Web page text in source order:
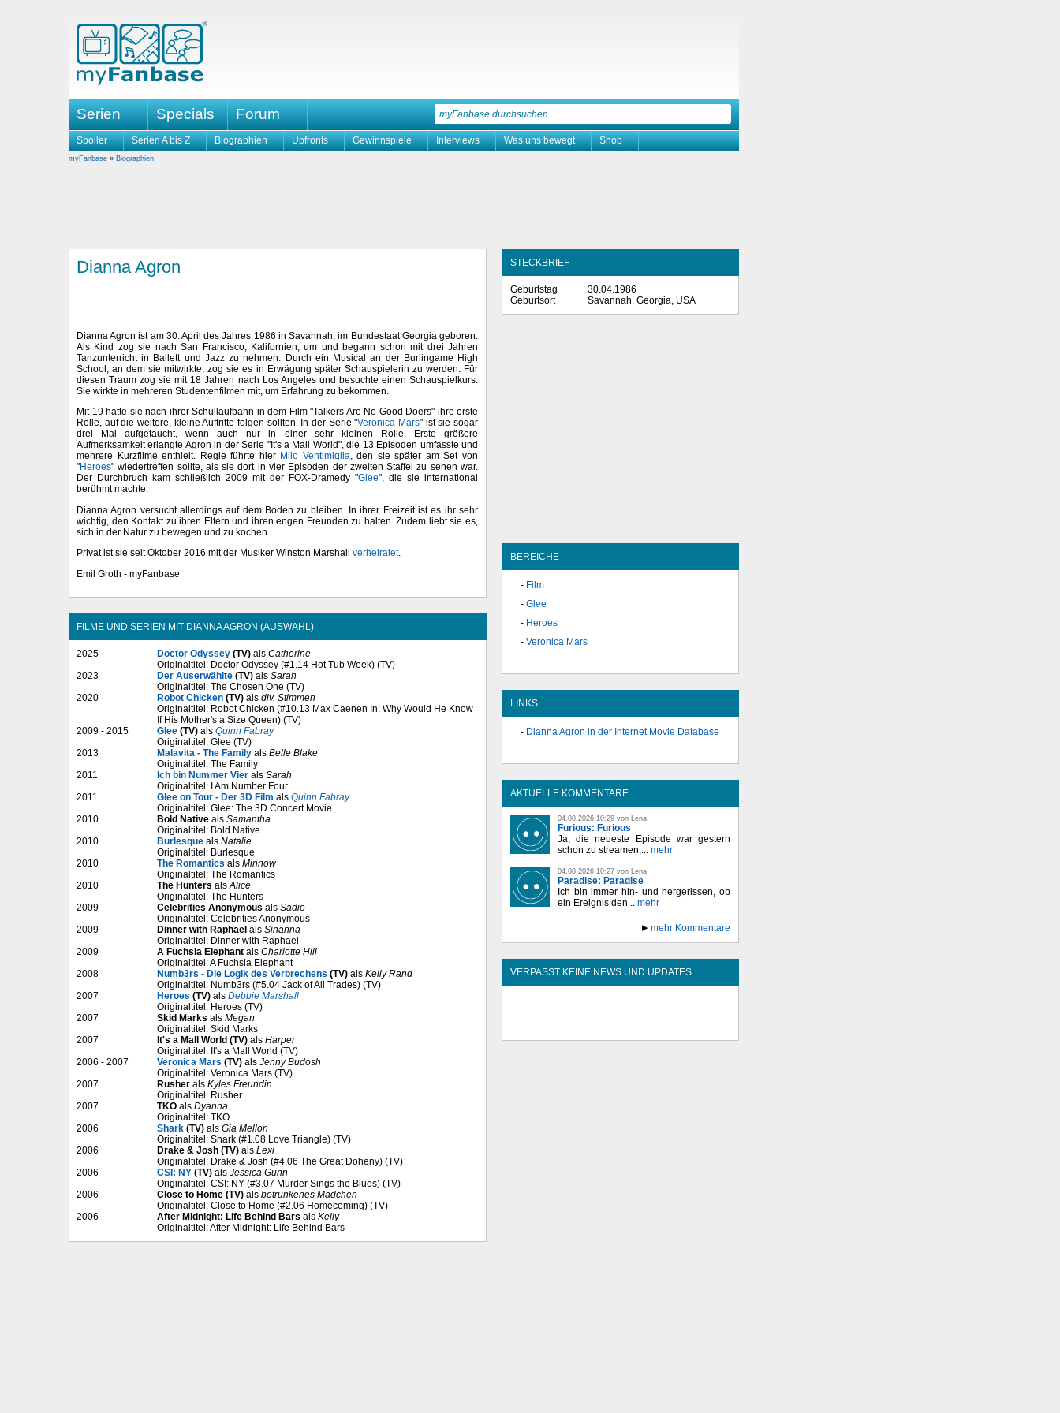
Serien Specials Forum
Spoiler Serien A bis Z Biographien Upfronts Gewinnspiele Interviews Was uns bewegt Shop
myFanbase » Biographien
Dianna Agron
Dianna Agron ist am 30. April des Jahres 1986 in Savannah, im Bundestaat Georgia geboren.
Als Kind zog sie nach San Francisco, Kalifornien, um und begann schon mit drei Jahren
Tanzunterricht in Ballett und Jazz zu nehmen. Durch ein Musical an der Burlingame High
School, an dem sie mitwirkte, zog sie es in Erwägung später Schauspielerin zu werden. Für
diesen Traum zog sie mit 18 Jahren nach Los Angeles und besuchte einen Schauspielkurs.
Sie wirkte in mehreren Studentenfilmen mit, um Erfahrung zu bekommen.
Mit 19 hatte sie nach ihrer Schullaufbahn in dem Film "Talkers Are No Good Doers" ihre erste
Rolle, auf die weitere, kleine Auftritte folgen sollten. In der Serie "Veronica Mars" ist sie sogar
drei Mal aufgetaucht, wenn auch nur in einer sehr kleinen Rolle. Erste größere
Aufmerksamkeit erlangte Agron in der Serie "It's a Mall World", die 13 Episoden umfasste und
mehrere Kurzfilme enthielt. Regie führte hier Milo Ventimiglia, den sie später am Set von
"Heroes" wiedertreffen sollte, als sie dort in vier Episoden der zweiten Staffel zu sehen war.
Der Durchbruch kam schließlich 2009 mit der FOX-Dramedy "Glee", die sie international
berühmt machte.
Dianna Agron versucht allerdings auf dem Boden zu bleiben. In ihrer Freizeit ist es ihr sehr
wichtig, den Kontakt zu ihren Eltern und ihren engen Freunden zu halten. Zudem liebt sie es,
sich in der Natur zu bewegen und zu kochen.
Privat ist sie seit Oktober 2016 mit der Musiker Winston Marshall verheiratet.
Emil Groth - myFanbase
FILME UND SERIEN MIT DIANNA AGRON (AUSWAHL)
2025 Doctor Odyssey (TV) als Catherine
Originaltitel: Doctor Odyssey (#1.14 Hot Tub Week) (TV)
2023
Der Auserwählte (TV) als Sarah
Originaltitel: The Chosen One (TV)
2020
Robot Chicken (TV) als div. Stimmen
Originaltitel: Robot Chicken (#10.13 Max Caenen In: Why Would He Know
If His Mother's a Size Queen) (TV)
2009 - 2015
Glee (TV) als Quinn Fabray
Originaltitel: Glee (TV)
2013
Malavita - The Family als Belle Blake
Originaltitel: The Family
2011
Ich bin Nummer Vier als Sarah
Originaltitel: I Am Number Four
2011
Glee on Tour - Der 3D Film als Quinn Fabray
Originaltitel: Glee: The 3D Concert Movie
2010
Bold Native als Samantha
Originaltitel: Bold Native
2010
Burlesque als Natalie
Originaltitel: Burlesque
2010
The Romantics als Minnow
Originaltitel: The Romantics
2010
The Hunters alsAlice
Originaltitel: The Hunters
2009
Celebrities Anonymous als Sadie
Originaltitel: Celebrities Anonymous
2009
Dinner with Raphael als Sinanna
Originaltitel: Dinner with Raphael
2009
A Fuchsia Elephant als Charlotte Hill
Originaltitel: A Fuchsia Elephant
2008
Numb3rs - Die Logik des Verbrechens (TV) als Kelly Rand
Originaltitel: Numb3rs (#5.04 Jack of All Trades) (TV)
2007
Heroes (TV) als Debbie Marshall
Originaltitel: Heroes (TV)
2007
Skid Marks als Megan
Originaltitel: Skid Marks
2007
It's a Mall World (TV) als Harper
Originaltitel: It's a Mall World (TV)
2006 - 2007
Veronica Mars (TV) als Jenny Budosh
Originaltitel: Veronica Mars (TV)
2007
Rusher als Kyles Freundin
Originaltitel: Rusher
2007
TKO als Dyanna
Originaltitel: TKO
2006
Shark (TV) als Gia Mellon
Originaltitel: Shark (#1.08 Love Triangle) (TV)
2006
Drake & Josh (TV) als Lexi
Originaltitel: Drake & Josh (#4.06 The Great Doheny) (TV)
2006
CSI: NY (TV) als Jessica Gunn
Originaltitel: CSI: NY (#3.07 Murder Sings the Blues) (TV)
2006
Close to Home (TV) als betrunkenes Mädchen
Originaltitel: Close to Home (#2.06 Homecoming) (TV)
2006
After Midnight: Life Behind Bars als Kelly
Originaltitel: After Midnight: Life Behind Bars
STECKBRIEF
Geburtstag
30.04.1986
Geburtsort
Savannah, Georgia, USA
BEREICHE
Film
Glee
Heroes
Veronica Mars
LINKS
Dianna Agron in der Internet Movie Database
AKTUELLE KOMMENTARE
04.08.2026 10:29 von Lena
Furious: Furious
Ja, die neueste Episode war gestern
schon zu streamen,... mehr
04.08.2026 10:27 von Lena
Paradise: Paradise
Ich bin immer hin- und hergerissen, ob
ein Ereignis den... mehr
mehr Kommentare
VERPASST KEINE NEWS UND UPDATES